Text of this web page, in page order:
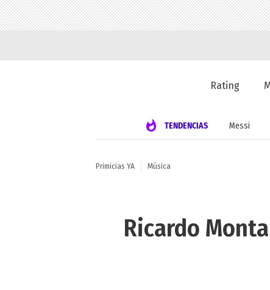
Rating
TENDENCIAS Messi
Primicias YA Música
Ricardo